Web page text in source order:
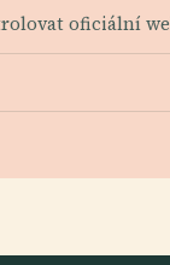
oficiální